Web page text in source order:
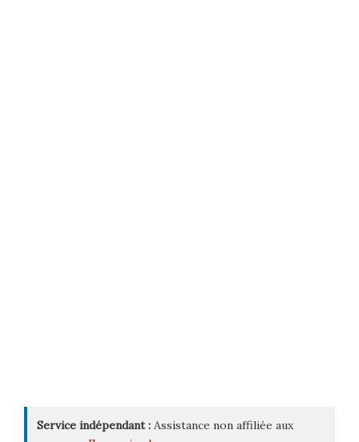
Service indépendant : Assistance non affiliée aux